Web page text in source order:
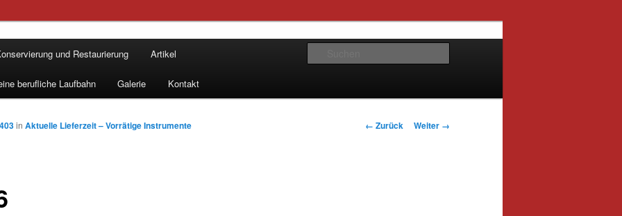
Instrumentbyggeri
Bergstrøm
und Restaurierung Artikel
berufliche Laufbahn Galerie Kontakt
Bilder-
← Zurück Weiter →
in Aktuelle Lieferzeit – Vorrätige Instrumente